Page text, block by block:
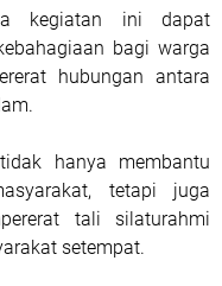
kegiatan ini dapat
bagi warga
hubungan antara
hanya membantu
tetapi juga
tali silaturahmi
setempat.